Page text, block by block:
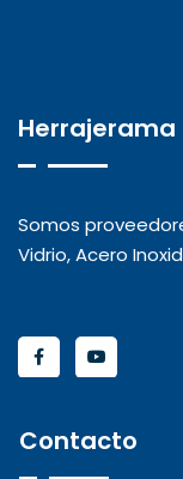
Herrajerama
Somos
Vidrio, Acero
Contacto